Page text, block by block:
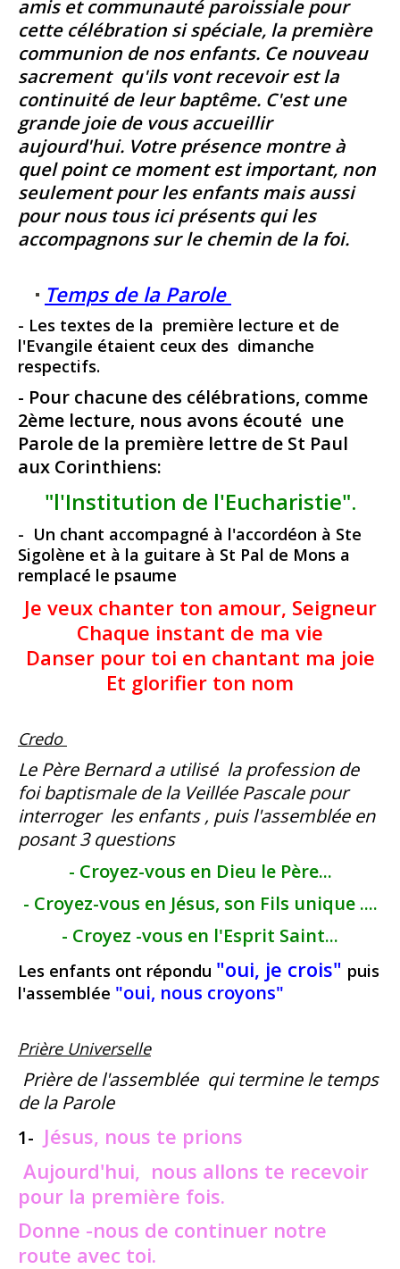
amis et communauté paroissiale pour
cette célébration si spéciale, la première
communion de nos enfants. Ce nouveau
sacrement qu'ils vont recevoir est la
continuité de leur baptême. C'est une
grande joie de vous accueillir
aujourd'hui. Votre présence montre à
quel point ce moment est important, non
seulement pour les enfants mais aussi
pour nous tous ici présents qui les
accompagnons sur le chemin de la foi.
Temps de la Parole
- Les textes de la première lecture et de
l'Evangile étaient ceux des dimanche
respectifs.
- Pour chacune des célébrations, comme
2ème lecture, nous avons écouté une
Parole de la première lettre de St Paul
aux Corinthiens:
"l'Institution de l'Eucharistie".
- Un chant accompagné à l'accordéon à Ste
Sigolène et à la guitare à St Pal de Mons a
remplacé le psaume
Je veux chanter ton amour, Seigneur
Chaque instant de ma vie
Danser pour toi en chantant ma joie
Et glorifier ton nom
Credo
Le Père Bernard a utilisé la profession de
foi baptismale de la Veillée Pascale pour
interroger les enfants , puis l'assemblée en
posant 3 questions
- Croyez-vous en Dieu le Père...
- Croyez-vous en Jésus, son Fils unique ....
- Croyez -vous en l'Esprit Saint...
Les enfants ont répondu "oui, je crois" puis
l'assemblée "oui, nous croyons"
Prière Universelle
Prière de l'assemblée qui termine le temps
de la Parole
1- Jésus, nous te prions
Aujourd'hui, nous allons te recevoir
pour la première fois.
Donne -nous de continuer notre
route avec toi.